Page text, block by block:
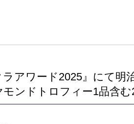
ラアワード2025』にて明
モンドトロフィー1品含む